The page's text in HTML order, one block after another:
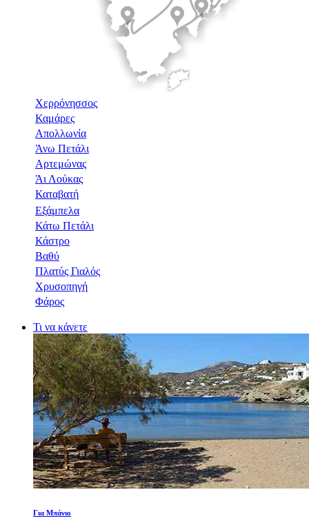
Χερρόνησσος
Καμάρες
Απολλωνία
Άνω Πετάλι
Αρτεμώνας
Άι Λούκας
Καταβατή
Εξάμπελα
Κάτω Πετάλι
Κάστρο
Βαθύ
Πλατύς Γιαλός
Χρυσοπηγή
Φάρος
Τι να κάνετε
Για Μπάνιο